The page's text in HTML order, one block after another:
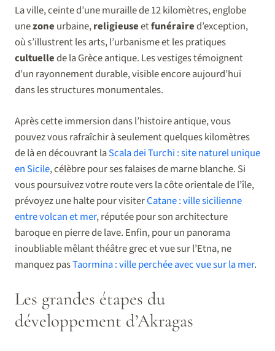
La ville, ceinte d’une muraille de 12 kilomètres, englobe
unezone urbaine,religieuseetfunéraired’exception,
où s’illustrent les arts, l’urbanisme et les pratiques
cultuellede la Grèce antique. Les vestiges témoignent
d’un rayonnement durable, visible encore aujourd’hui
dans les structures monumentales.
Après cette immersion dans l’histoire antique, vous
pouvez vous rafraîchir à seulement quelques kilomètres
de là en découvrant laScala dei Turchi : site naturel unique
en Sicile, célèbre pour ses falaises de marne blanche. Si
vous poursuivez votre route vers la côte orientale de l’île,
prévoyez une halte pour visiterCatane : ville sicilienne
entre volcan et mer, réputée pour son architecture
baroque en pierre de lave. Enfin, pour un panorama
inoubliable mêlant théâtre grec et vue sur l’Etna, ne
manquez pasTaormina : ville perchée avec vue sur la mer.
Les grandes étapes du
développement d’Akragas